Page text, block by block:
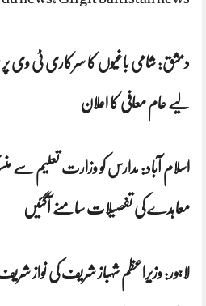
دمشق: شامی باغیوں کا سرکاری ٹی وی
لیے عام معافی کا اعلان
معاہدے کی تفصیلات سامنے آگئیں
لاہور: وزیراعظم شہباز شریف کی نواز